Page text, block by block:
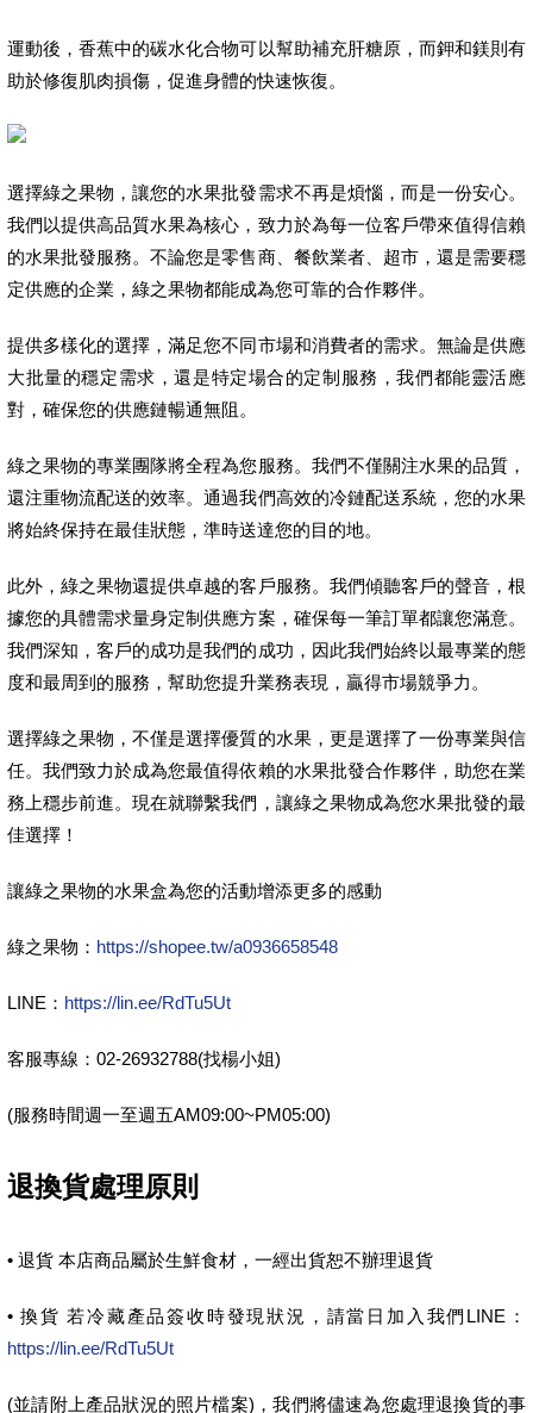
運動後，香蕉中的碳水化合物可以幫助補充肝糖原，而鉀和鎂則有
助於修復肌肉損傷，促進身體的快速恢復。
選擇綠之果物，讓您的水果批發需求不再是煩惱，而是一份安心。
我們以提供高品質水果為核心，致力於為每一位客戶帶來值得信賴
的水果批發服務。不論您是零售商、餐飲業者、超市，還是需要穩
定供應的企業，綠之果物都能成為您可靠的合作夥伴。
提供多樣化的選擇，滿足您不同市場和消費者的需求。無論是供應
大批量的穩定需求，還是特定場合的定制服務，我們都能靈活應
對，確保您的供應鏈暢通無阻。
綠之果物的專業團隊將全程為您服務。我們不僅關注水果的品質，
還注重物流配送的效率。通過我們高效的冷鏈配送系統，您的水果
將始終保持在最佳狀態，準時送達您的目的地。
此外，綠之果物還提供卓越的客戶服務。我們傾聽客戶的聲音，根
據您的具體需求量身定制供應方案，確保每一筆訂單都讓您滿意。
我們深知，客戶的成功是我們的成功，因此我們始終以最專業的態
度和最周到的服務，幫助您提升業務表現，贏得市場競爭力。
選擇綠之果物，不僅是選擇優質的水果，更是選擇了一份專業與信
任。我們致力於成為您最值得依賴的水果批發合作夥伴，助您在業
務上穩步前進。現在就聯繫我們，讓綠之果物成為您水果批發的最
佳選擇！
讓綠之果物的水果盒為您的活動增添更多的感動
綠之果物： https://shopee.tw/a0936658548
LINE： https://lin.ee/RdTu5Ut
客服專線：02-26932788(找楊小姐)
(服務時間週一至週五AM09:00~PM05:00)
退換貨處理原則
• 退貨 本店商品屬於生鮮食材，一經出貨恕不辦理退貨
• 換貨 若冷藏產品簽收時發現狀況，請當日加入我們LINE：
https://lin.ee/RdTu5Ut
(並請附上產品狀況的照片檔案)，我們將儘速為您處理退換貨的事